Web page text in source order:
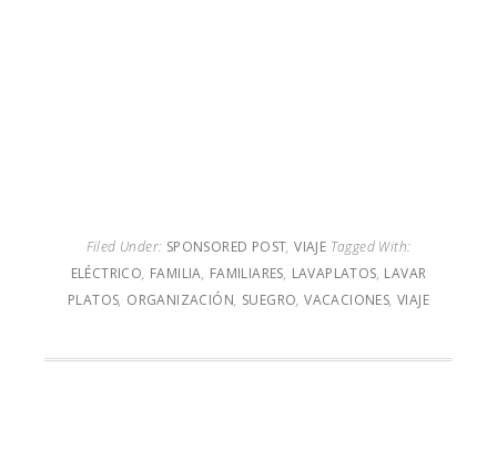
Filed Under: SPONSORED POST,VIAJE Tagged With:
ELÉCTRICO, FAMILIA, FAMILIARES, LAVAPLATOS, LAVAR
PLATOS, ORGANIZACIÓN, SUEGRO,VACACIONES, VIAJE